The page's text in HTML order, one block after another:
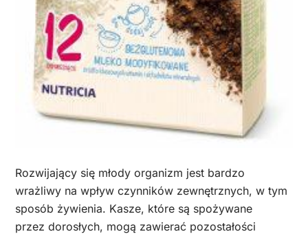
Rozwijający się młody organizm jest bardzo
wrażliwy na wpływ czynników zewnętrznych, w tym
sposób żywienia. Kasze, które są spożywane
przez dorosłych, mogą zawierać pozostałości